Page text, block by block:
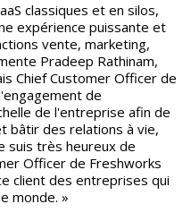
classiques et en silos,
expérience puissante et
vente, marketing,
Pradeep Rathinam,
Chief Customer Officer de
de
de l'entreprise afin de
bâtir des relations à vie,
suis très heureux de
Officer de Freshworks
client des entreprises qui
monde. »